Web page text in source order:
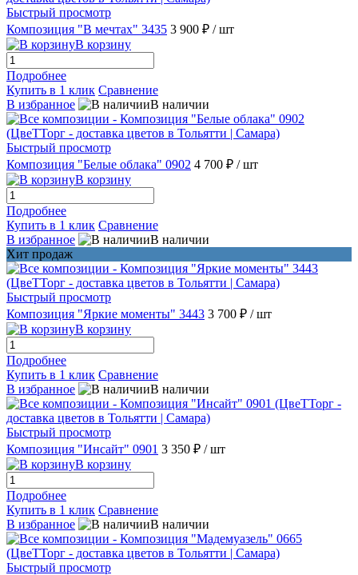
Быстрый просмотр
Композиция "В мечтах" 3435 3 900 ₽ / шт
В корзину
Подробнее
Купить в 1 клик Сравнение
В избранное
В наличии
Быстрый просмотр
Композиция "Белые облака" 0902 4 700 ₽ / шт
В корзину
Подробнее
Купить в 1 клик Сравнение
В избранное
В наличии
Хит продаж
Быстрый просмотр
Композиция "Яркие моменты" 3443 3 700 ₽ / шт
В корзину
Подробнее
Купить в 1 клик Сравнение
В избранное
В наличии
Быстрый просмотр
Композиция "Инсайт" 0901 3 350 ₽ / шт
В корзину
Подробнее
Купить в 1 клик Сравнение
В избранное
В наличии
Быстрый просмотр